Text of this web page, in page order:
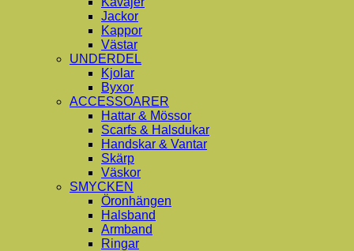
Jackor
Kappor
Västar
UNDERDEL
Kjolar
Byxor
ACCESSOARER
Hattar & Mössor
Scarfs & Halsdukar
Handskar & Vantar
Skärp
Väskor
SMYCKEN
Öronhängen
Halsband
Armband
Ringar